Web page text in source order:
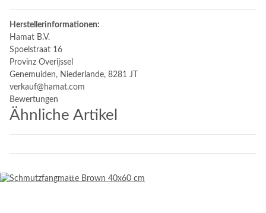
Herstellerinformationen:
Hamat B.V.
Spoelstraat 16
Provinz Overijssel
Genemuiden, Niederlande, 8281 JT
verkauf@hamat.com
Bewertungen
Ähnliche Artikel